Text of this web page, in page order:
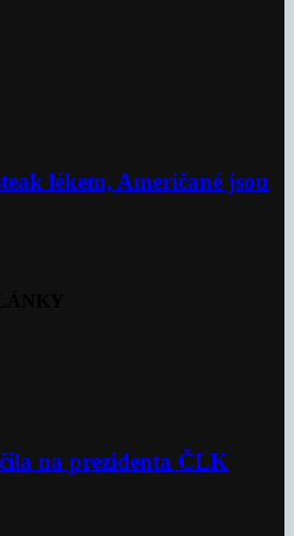
lékem, Američané jsou
na prezidenta ČLK